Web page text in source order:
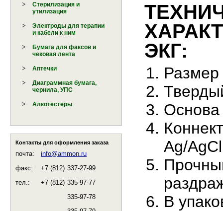
Стерилизация и
утилизация
Электроды для терапии
и кабели к ним
Бумага для факсов и
чековая лента
Аптечки
Диаграммная бумага,
чернила, УПС
Алкотестеры
Контакты для оформления заказа
почта:
info@ammon.ru
факс:
+7 (812) 337-27-99
тел.:
+7 (812) 335-97-77
335-97-78
ЭКГ:
Размер
Основа
Ag/AgCl
В